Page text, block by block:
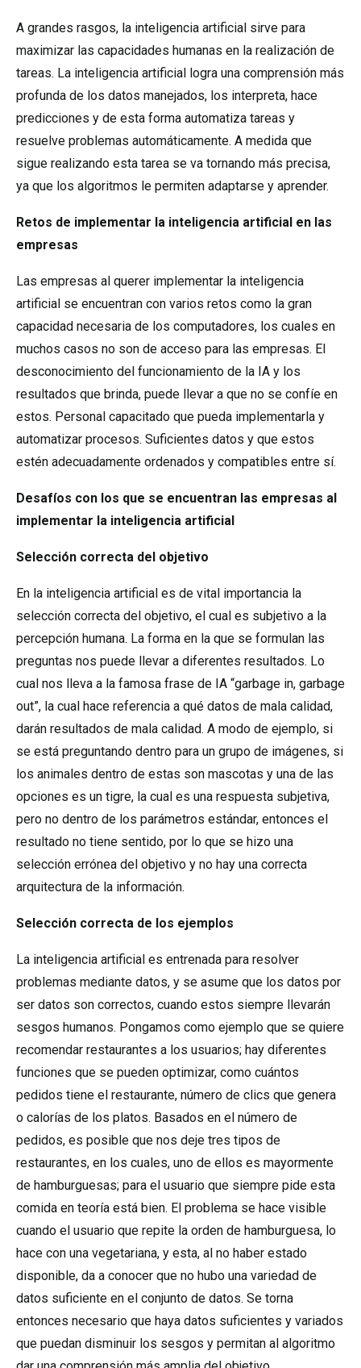
A grandes rasgos, la inteligencia artificial sirve para
maximizar las capacidades humanas en la realización de
tareas. La inteligencia artificial logra una comprensión más
profunda de los datos manejados, los interpreta, hace
predicciones y de esta forma automatiza tareas y
resuelve problemas automáticamente. A medida que
sigue realizando esta tarea se va tornando más precisa,
ya que los algoritmos le permiten adaptarse y aprender.
Retos de implementar la inteligencia artificial en las
empresas
Las empresas al querer implementar la inteligencia
artificial se encuentran con varios retos como la gran
capacidad necesaria de los computadores, los cuales en
muchos casos no son de acceso para las empresas. El
desconocimiento del funcionamiento de la IA y los
resultados que brinda, puede llevar a que no se confíe en
estos. Personal capacitado que pueda implementarla y
automatizar procesos. Suficientes datos y que estos
estén adecuadamente ordenados y compatibles entre sí.
Desafíos con los que se encuentran las empresas al
implementar la inteligencia artificial
Selección correcta del objetivo
En la inteligencia artificial es de vital importancia la
selección correcta del objetivo, el cual es subjetivo a la
percepción humana. La forma en la que se formulan las
preguntas nos puede llevar a diferentes resultados. Lo
cual nos lleva a la famosa frase de IA “garbage in, garbage
out”, la cual hace referencia a qué datos de mala calidad,
darán resultados de mala calidad. A modo de ejemplo, si
se está preguntando dentro para un grupo de imágenes, si
los animales dentro de estas son mascotas y una de las
opciones es un tigre, la cual es una respuesta subjetiva,
pero no dentro de los parámetros estándar, entonces el
resultado no tiene sentido, por lo que se hizo una
selección errónea del objetivo y no hay una correcta
arquitectura de la información.
Selección correcta de los ejemplos
La inteligencia artificial es entrenada para resolver
problemas mediante datos, y se asume que los datos por
ser datos son correctos, cuando estos siempre llevarán
sesgos humanos. Pongamos como ejemplo que se quiere
recomendar restaurantes a los usuarios; hay diferentes
funciones que se pueden optimizar, como cuántos
pedidos tiene el restaurante, número de clics que genera
o calorías de los platos. Basados en el número de
pedidos, es posible que nos deje tres tipos de
restaurantes, en los cuales, uno de ellos es mayormente
de hamburguesas; para el usuario que siempre pide esta
comida en teoría está bien. El problema se hace visible
cuando el usuario que repite la orden de hamburguesa, lo
hace con una vegetariana, y esta, al no haber estado
disponible, da a conocer que no hubo una variedad de
datos suficiente en el conjunto de datos. Se torna
entonces necesario que haya datos suficientes y variados
que puedan disminuir los sesgos y permitan al algoritmo